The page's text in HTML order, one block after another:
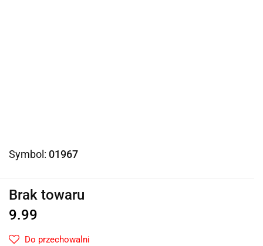
Symbol: 01967
Brak towaru
9.99
Do przechowalni